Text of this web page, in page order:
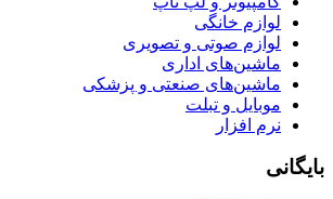
لوازم خانگی
لوازم صوتی و تصویری
ماشین‌های اداری
ماشین‌های صنعتی و پزشکی
موبایل و تبلت
نرم افزار
بایگانی